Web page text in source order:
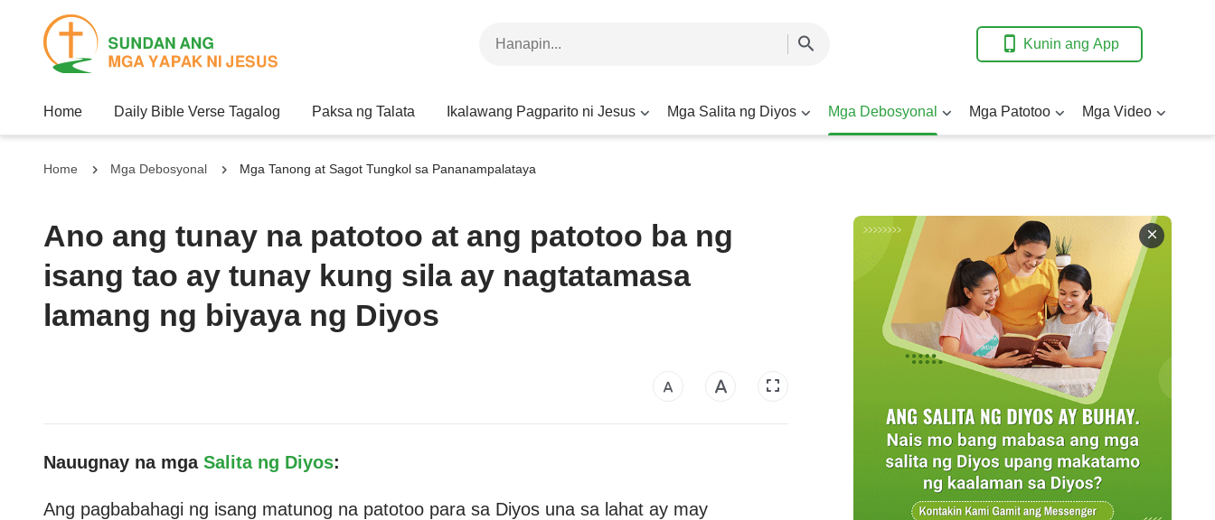
Kunin ang App
Home Daily Bible Verse Tagalog Paksa ng Talata Ikalawang Pagparito ni Jesus Mga Salita ng Diyos Mga Debosyonal Mga Patotoo Mga Video
Home Mga Debosyonal Mga Tanong at Sagot Tungkol sa Pananampalataya
Ano ang tunay na patotoo at ang patotoo ba ng
isang tao ay tunay kung sila ay nagtatamasa
lamang ng biyaya ng Diyos
Nauugnay na mga Salita ng Diyos:
Ang pagbabahagi ng isang matunog na patotoo para sa Diyos una sa lahat ay may